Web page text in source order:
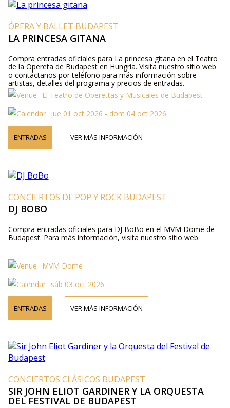
ÓPERA Y BALLET BUDAPEST
LA PRINCESA GITANA
Compra entradas oficiales para La princesa gitana en el Teatro
de la Opereta de Budapest en Hungría. Visita nuestro sitio web
o contáctanos por teléfono para más información sobre
artistas, detalles del programa y precios de entradas.
El Teatro de Operettas y Musicales de Budapest
jue 01 oct 2026 - dom 04 oct 2026
ENTRADAS VER MÁS INFORMACIÓN
CONCIERTOS DE POP Y ROCK BUDAPEST
DJ BOBO
Compra entradas oficiales para DJ BoBo en el MVM Dome de
Budapest. Para más información, visita nuestro sitio web.
MVM Dome
sáb 03 oct 2026
ENTRADAS VER MÁS INFORMACIÓN
CONCIERTOS CLÁSICOS BUDAPEST
SIR JOHN ELIOT GARDINER Y LA ORQUESTA
DEL FESTIVAL DE BUDAPEST